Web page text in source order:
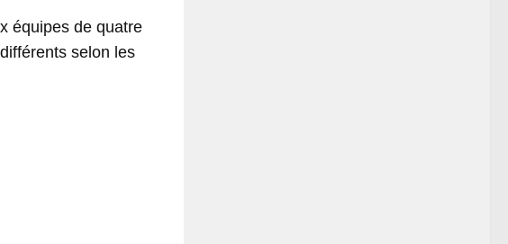
équipes de quatre
selon les